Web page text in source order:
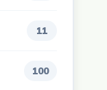
11
100